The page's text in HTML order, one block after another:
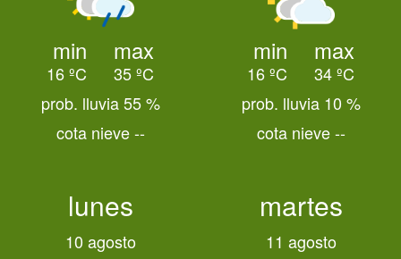
min
16 ºC
max
35 ºC
prob. lluvia 55 %
cota nieve --
min
16 ºC
max
34 ºC
prob. lluvia 10 %
cota nieve --
lunes
10 agosto
martes
11 agosto